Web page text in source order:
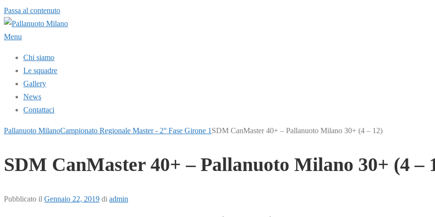
Passa al contenuto
Menu
Chi siamo
Le squadre
Gallery
News
Contattaci
Pallanuoto MilanoCampionato Regionale Master - 2° Fase Girone 1 SDM CanMaster 40+ – Pallanuoto Milano 30+ (4 – 12)
SDM CanMaster 40+ – Pallanuoto Milano 30+ (4 –
Pubblicato il Gennaio 22, 2019 di admin